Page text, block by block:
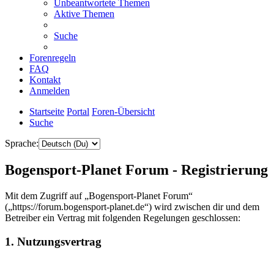
Unbeantwortete Themen
Aktive Themen
Suche
Forenregeln
FAQ
Kontakt
Anmelden
Startseite Portal Foren-Übersicht
Suche
Sprache:
Bogensport-Planet Forum - Registrierung
Mit dem Zugriff auf „Bogensport-Planet Forum“
(„https://forum.bogensport-planet.de“) wird zwischen dir und dem
Betreiber ein Vertrag mit folgenden Regelungen geschlossen:
1. Nutzungsvertrag